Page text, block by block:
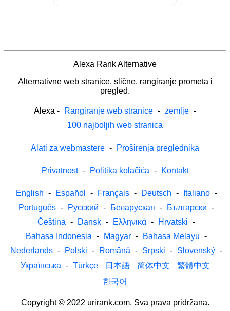
Alexa Rank Alternative
Alternativne web stranice, slične, rangiranje prometa i
pregled.
Alexa - Rangiranje web stranice - zemlje -
100 najboljih web stranica
Alati za webmastere - Proširenja preglednika
Privatnost - Politika kolačića - Kontakt
English - Español - Français - Deutsch - Italiano -
Português - Русский - Беларуская - Български -
Čeština - Dansk - Ελληνικά - Hrvatski -
Bahasa Indonesia - Magyar - Bahasa Melayu -
Nederlands - Polski - Română - Srpski - Slovenský -
Українська - Türkçe 日本語 简体中文
繁體中文
한국어
Copyright © 2022 urirank.com. Sva prava pridržana.